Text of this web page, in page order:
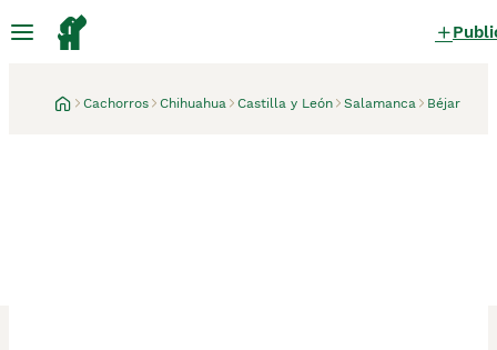
Cachorros Chihuahua Castilla y León Salamanca Béjar